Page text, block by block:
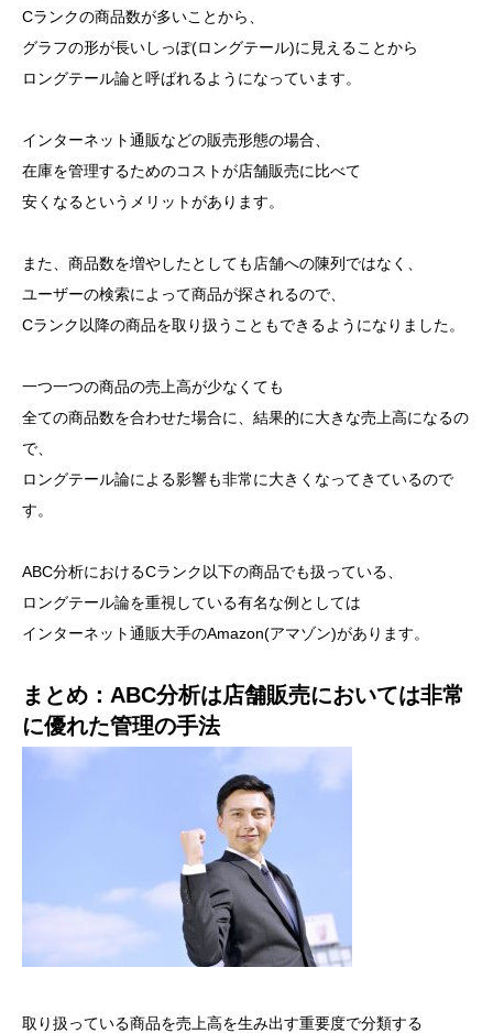
Cランクの商品数が多いことから、
グラフの形が長いしっぽ(ロングテール)に見えることから
ロングテール論と呼ばれるようになっています。
インターネット通販などの販売形態の場合、
在庫を管理するためのコストが店舗販売に比べて
安くなるというメリットがあります。
また、商品数を増やしたとしても店舗への陳列ではなく、
ユーザーの検索によって商品が探されるので、
Cランク以降の商品を取り扱うこともできるようになりました。
一つ一つの商品の売上高が少なくても
全ての商品数を合わせた場合に、結果的に大きな売上高になるの
で、
ロングテール論による影響も非常に大きくなってきているので
す。
ABC分析におけるCランク以下の商品でも扱っている、
ロングテール論を重視している有名な例としては
インターネット通販大手のAmazon(アマゾン)があります。
まとめ：ABC分析は店舗販売においては非常
に優れた管理の手法
取り扱っている商品を売上高を生み出す重要度で分類する